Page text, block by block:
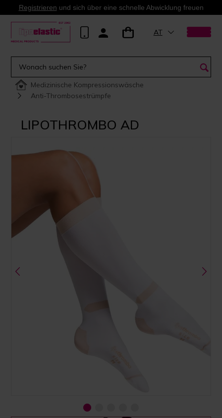
Registrieren und sich über eine schnelle Abwicklung freuen
AT
Medizinische Kompressionswäsche
Anti-Thrombosestrümpfe
LIPOTHROMBO AD